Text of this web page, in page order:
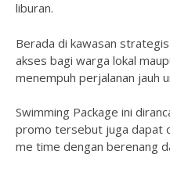
liburan.
Berada di kawasan
akses bagi warga lokal
menempuh perjalanan jauh
Swimming Package ini
promo tersebut juga dapat
me time dengan berenang